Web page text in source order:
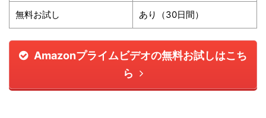
無料お試し あり（30日間）
Amazonプライムビデオの無料お試しはこち
ら